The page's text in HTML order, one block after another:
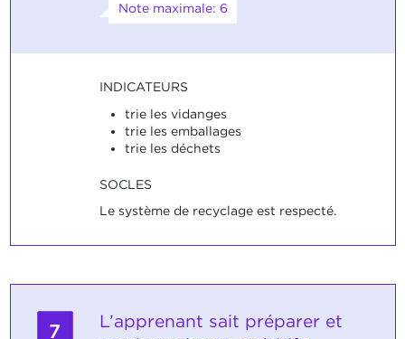
Note maximale: 6
INDICATEURS
trie les vidanges
trie les emballages
trie les déchets
SOCLES
Le système de recyclage est respecté.
7
L’apprenant sait préparer et